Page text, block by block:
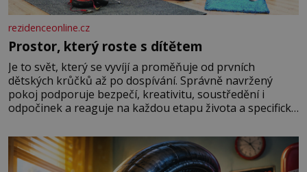
rezidenceonline.cz
Prostor, který roste s dítětem
Je to svět, který se vyvíjí a proměňuje od prvních
dětských krůčků až po dospívání. Správně navržený
pokoj podporuje bezpečí, kreativitu, soustředění i
odpočinek a reaguje na každou etapu života a specifické
měkkost a bezpečí, proto by pokoj miminka měl působit
především klidně a útulně. Předškolní věk je